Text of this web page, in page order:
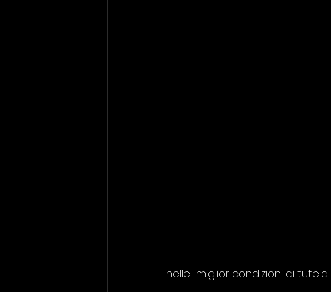
nelle  miglior condizioni di tutela.